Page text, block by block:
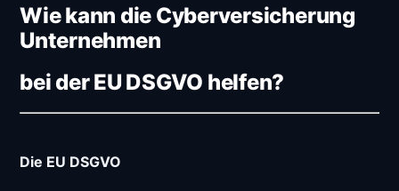
Wie kann die Cyberversicherung
Unternehmen
bei der EU DSGVO helfen?
Die EU DSGVO